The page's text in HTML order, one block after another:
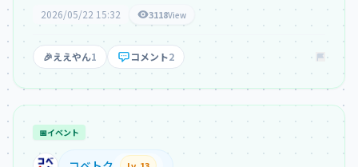
2026/05/22 15:32 3118View
🎉ええやん1 コメント2
📅イベント